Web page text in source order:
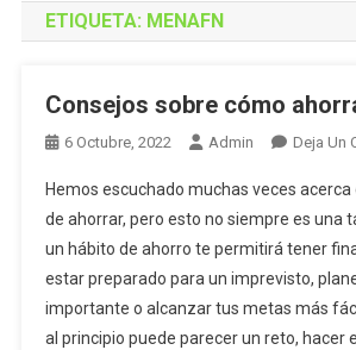
ETIQUETA: MENAFN
Consejos sobre cómo
6 Octubre, 2022 Admin Deja Un
Hemos escuchado muchas veces
de ahorrar, pero esto no siempre es una
un hábito de ahorro te permitirá tener
estar preparado para un imprevisto,
importante o alcanzar tus metas más
al principio puede parecer un reto, hacer